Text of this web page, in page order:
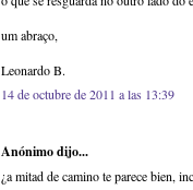
um abraço,
Leonardo B.
14 de octubre de 2011 a las 13:39
Anónimo dijo...
¿a mitad de camino te parece bien,